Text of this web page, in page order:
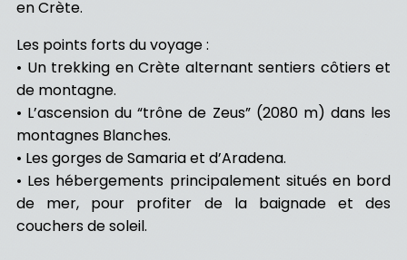
en Crète.
Les points forts du voyage :
• Un trekking en Crète alternant sentiers côtiers et
de montagne.
• L’ascension du “trône de Zeus” (2080 m) dans les
montagnes Blanches.
• Les gorges de Samaria et d’Aradena.
• Les hébergements principalement situés en bord
de mer, pour profiter de la baignade et des
couchers de soleil.